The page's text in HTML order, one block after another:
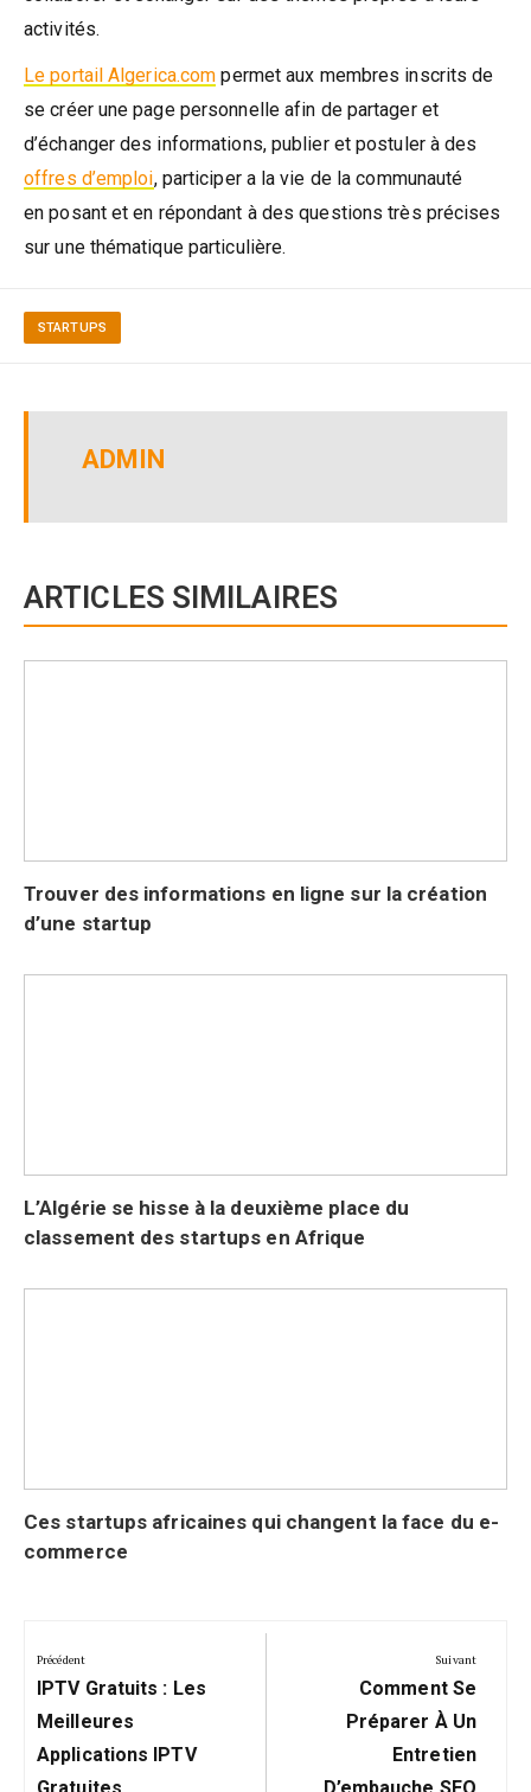
activités.
Le portail Algerica.com permet aux membres inscrits de
se créer une page personnelle afin de partager et
d’échanger des informations, publier et postuler à des
offres d’emploi, participer a la vie de la communauté
en posant et en répondant à des questions très précises
sur une thématique particulière.
STARTUPS
ADMIN
ARTICLES SIMILAIRES
Trouver des informations en ligne sur la création
d’une startup
L’Algérie se hisse à la deuxième place du
classement des startups en Afrique
Ces startups africaines qui changent la face du e-
commerce
de
l’article
Précédent
Précédent:
IPTV Gratuits : Les
Meilleures
Applications IPTV
Suivant
Suivant:
Comment Se
Préparer À Un
Entretien